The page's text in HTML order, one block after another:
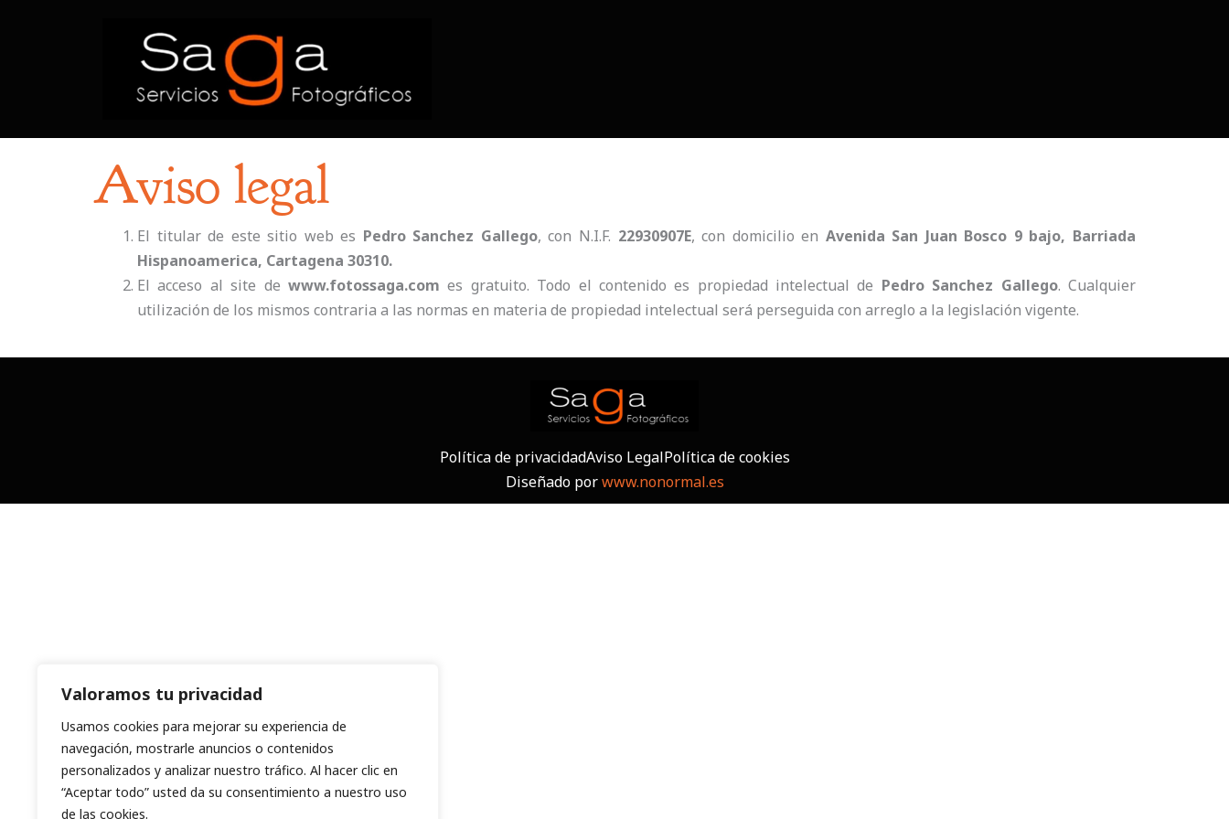
Valoramos tu privacidad
Usamos cookies para mejorar su experiencia de
navegación, mostrarle anuncios o contenidos
personalizados y analizar nuestro tráfico. Al hacer clic en
“Aceptar todo” usted da su consentimiento a nuestro uso
de las cookies.
Aviso legal
El titular de este sitio web es Pedro Sanchez Gallego, con N.I.F. 22930907E, con domicilio en Avenida San Juan Bosco 9 bajo, Barriada
Hispanoamerica, Cartagena 30310.
El acceso al site de www.fotossaga.com es gratuito. Todo el contenido es propiedad intelectual de Pedro Sanchez Gallego. Cualquier
utilización de los mismos contraria a las normas en materia de propiedad intelectual será perseguida con arreglo a la legislación vigente.
Política de privacidadAviso LegalPolítica de cookies
Diseñado porwww.nonormal.es